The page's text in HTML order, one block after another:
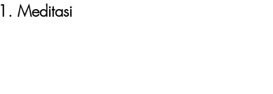
1. Meditasi